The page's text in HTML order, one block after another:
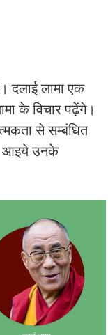
दलाई लामा एक
के विचार पढ़ेंगे।
से सम्बंधित
आइये उनके